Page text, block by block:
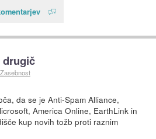
drugič
Zasebnost
da se je Anti-Spam Alliance,
America Online, EarthLink in
kup novih tožb proti raznim